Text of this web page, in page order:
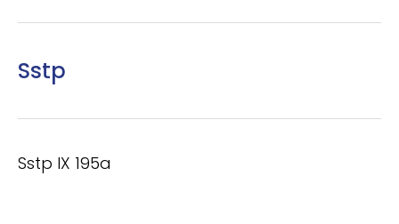
Sstp
Sstp IX 195a